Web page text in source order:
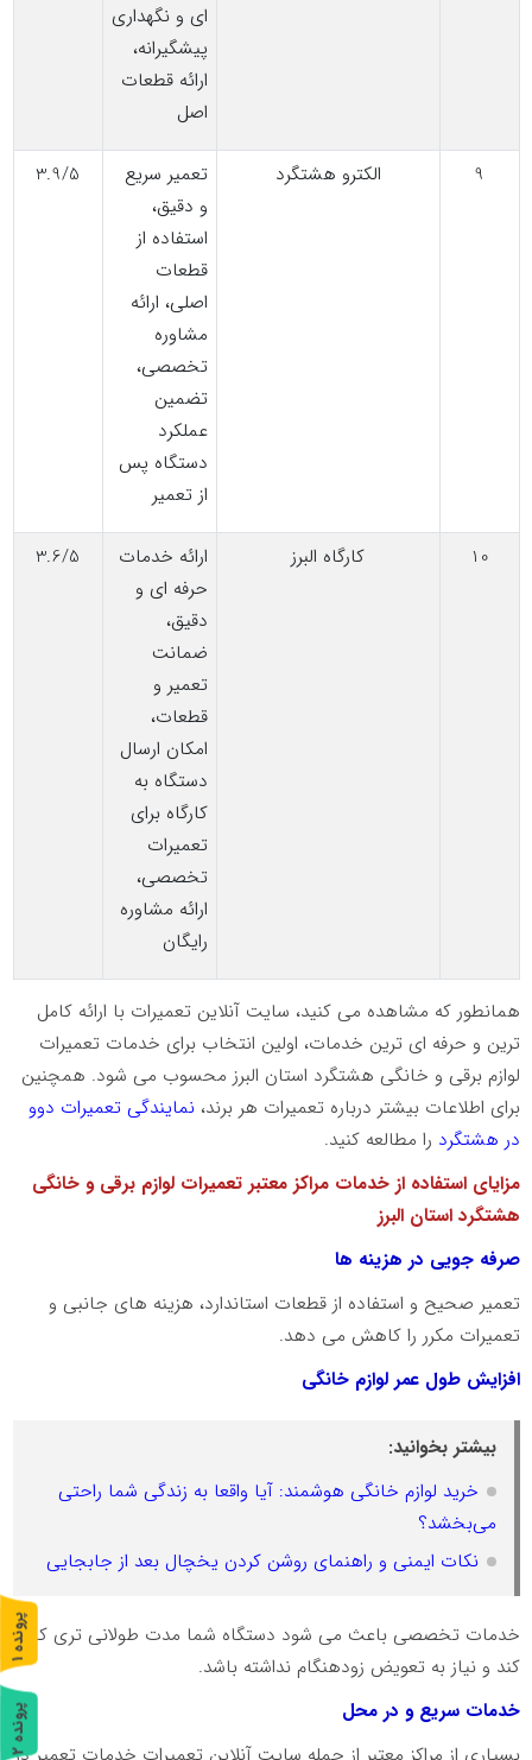
ای و نگهداری
پیشگیرانه،
ارائه قطعات
اصل
9 الکترو هشتگرد
تعمیر سریع
و دقیق،
استفاده از
قطعات
اصلی، ارائه
مشاوره
تخصصی،
تضمین
عملکرد
دستگاه پس
از تعمیر
3.9/5
10 کارگاه البرز
ارائه خدمات
حرفه ای و
دقیق،
ضمانت
تعمیر و
قطعات،
امکان ارسال
دستگاه به
کارگاه برای
تعمیرات
تخصصی،
ارائه مشاوره
رایگان
3.6/5
همانطور که مشاهده می کنید، سایت آنلاین تعمیرات با ارائه کامل
ترین و حرفه ای ترین خدمات، اولین انتخاب برای خدمات تعمیرات
لوازم برقی و خانگی هشتگرد استان البرز محسوب می شود. همچنین
برای اطلاعات بیشتر درباره تعمیرات هر برند،نمایندگی تعمیرات دوو
در هشتگرد را مطالعه کنید.
مزایای استفاده از خدمات مراکز معتبر تعمیرات لوازم برقی و خانگی
هشتگرد استان البرز
صرفه جویی در هزینه ها
تعمیر صحیح و استفاده از قطعات استاندارد، هزینه های جانبی و
تعمیرات مکرر را کاهش می دهد.
افزایش طول عمر لوازم خانگی
بیشتر بخوانید:
خرید لوازم خانگی هوشمند: آیا واقعا به زندگی شما راحتی
می‌بخشد؟
نکات ایمنی و راهنمای روشن کردن یخچال بعد از جابجایی
خدمات تخصصی باعث می شود دستگاه شما مدت طولانی تری کار
کند و نیاز به تعویض زودهنگام نداشته باشد.
خدمات سریع و در محل
پ
ر
و
ن
د
ه
1
پ
ر
و
ن
د
ه
2